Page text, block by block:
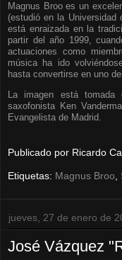
Magnus Broo es un
(estudió en la
está enraizada en la
partir del año 1999,
actuaciones como
música ha ido
hasta convertirse en uno
La imagen está
saxofonista Ken
Evangelista de Madrid.
Publicado por Ricardo
Etiquetas: Magnus Broo,
jueves, 27 de enero de
José Vázquez